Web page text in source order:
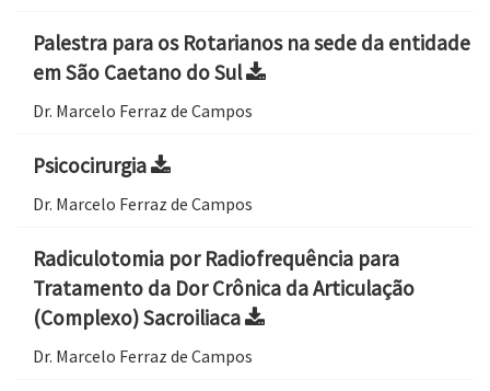
Palestra para os Rotarianos na sede da entidade
em São Caetano do Sul
Dr. Marcelo Ferraz de Campos
Psicocirurgia
Dr. Marcelo Ferraz de Campos
Radiculotomia por Radiofrequência para
Tratamento da Dor Crônica da Articulação
(Complexo) Sacroiliaca
Dr. Marcelo Ferraz de Campos